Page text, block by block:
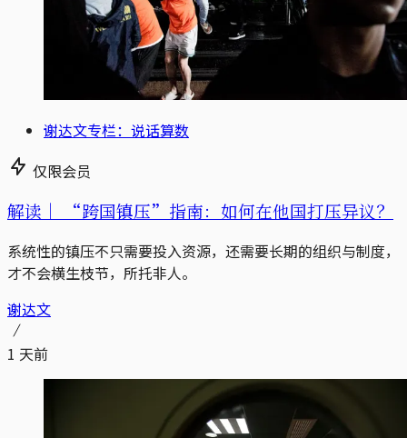
谢达文专栏：说话算数
仅限会员
解读｜ “跨国镇压”指南：如何在他国打压异议？
系统性的镇压不只需要投入资源，还需要长期的组织与制度，
才不会横生枝节，所托非人。
谢达文
1 天前